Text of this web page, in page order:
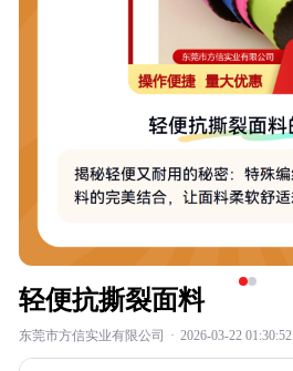
轻便抗撕裂面料
东莞市方信实业有限公司 · 2026-03-22 01:30:52